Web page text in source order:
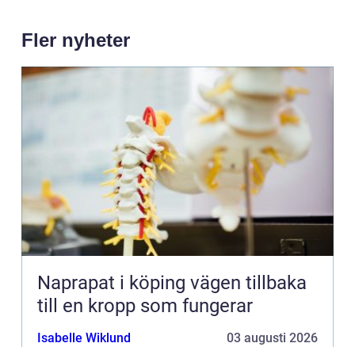
Fler nyheter
Naprapat i köping vägen tillbaka
till en kropp som fungerar
Isabelle Wiklund 03 augusti 2026